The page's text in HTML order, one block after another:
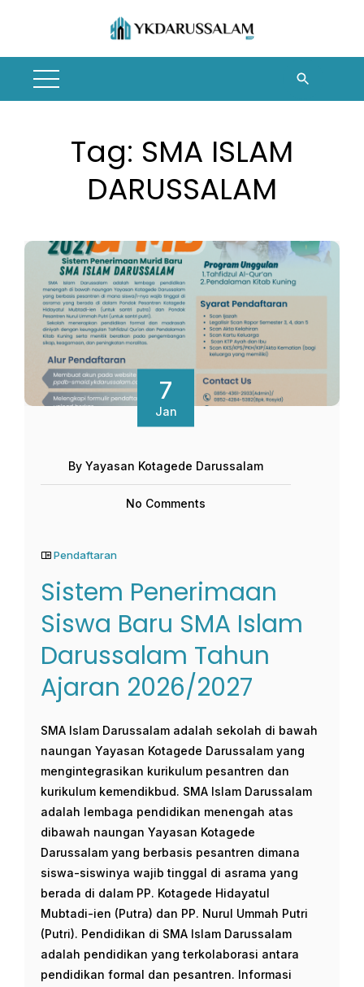
Tag: SMA ISLAM
DARUSSALAM
7
Jan
By Yayasan Kotagede Darussalam
No Comments
Pendaftaran
Sistem Penerimaan
Siswa Baru SMA Islam
Darussalam Tahun
Ajaran 2026/2027
SMA Islam Darussalam adalah sekolah di bawah
naungan Yayasan Kotagede Darussalam yang
mengintegrasikan kurikulum pesantren dan
kurikulum kemendikbud. SMA Islam Darussalam
adalah lembaga pendidikan menengah atas
dibawah naungan Yayasan Kotagede
Darussalam yang berbasis pesantren dimana
siswa-siswinya wajib tinggal di asrama yang
berada di dalam PP. Kotagede Hidayatul
Mubtadi-ien (Putra) dan PP. Nurul Ummah Putri
(Putri). Pendidikan di SMA Islam Darussalam
adalah pendidikan yang terkolaborasi antara
pendidikan formal dan pesantren. Informasi